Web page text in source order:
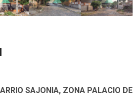
SAJONIA, ZONA PALACIO DE